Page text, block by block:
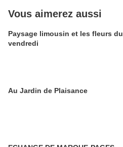
Vous aimerez aussi
Paysage limousin et les fleurs du
vendredi
Au Jardin de Plaisance